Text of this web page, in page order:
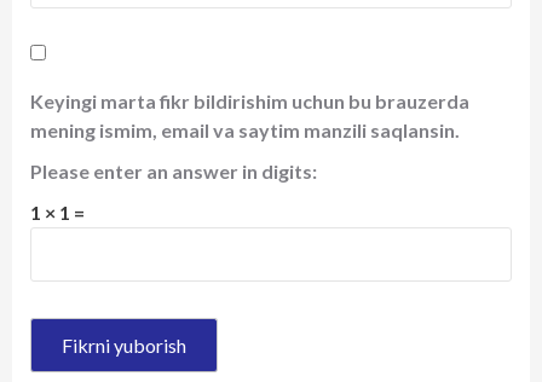
Keyingi marta fikr bildirishim uchun bu brauzerda
mening ismim, email va saytim manzili saqlansin.
Please enter an answer in digits:
1 × 1 =